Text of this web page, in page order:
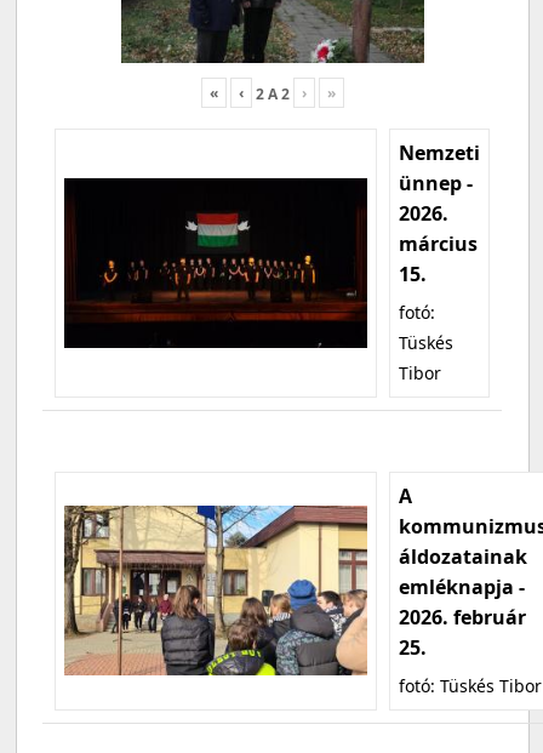
« ‹ 2A2 › »
Nemzeti
ünnep -
2026.
március
15.
fotó:
Tüskés
Tibor
A
áldozatainak
emléknapja -
2026. február
25.
fotó: Tüskés Tibor